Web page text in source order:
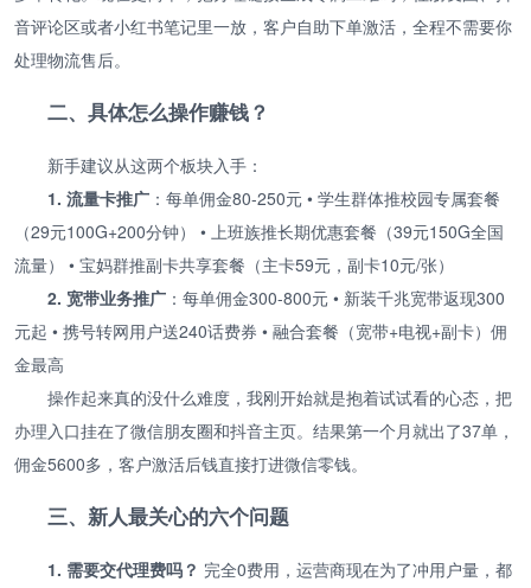
音评论区或者小红书笔记里一放，客户自助下单激活，全程不需要你
处理物流售后。
二、具体怎么操作赚钱？
新手建议从这两个板块入手：
1. 流量卡推广 ：每单佣金80-250元 • 学生群体推校园专属套餐
（29元100G+200分钟） • 上班族推长期优惠套餐（39元150G全国
流量） • 宝妈群推副卡共享套餐（主卡59元，副卡10元/张）
2. 宽带业务推广 ：每单佣金300-800元 • 新装千兆宽带返现300
元起 • 携号转网用户送240话费券 • 融合套餐（宽带+电视+副卡）佣
金最高
操作起来真的没什么难度，我刚开始就是抱着试试看的心态，把
办理入口挂在了微信朋友圈和抖音主页。结果第一个月就出了37单，
佣金5600多，客户激活后钱直接打进微信零钱。
三、新人最关心的六个问题
1. 需要交代理费吗？ 完全0费用，运营商现在为了冲用户量，都